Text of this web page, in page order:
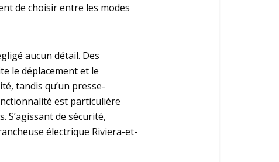
de choisir entre les modes
aucun détail. Des
le déplacement et le
tandis qu’un presse-
est particulière
S’agissant de sécurité,
électrique Riviera-et-